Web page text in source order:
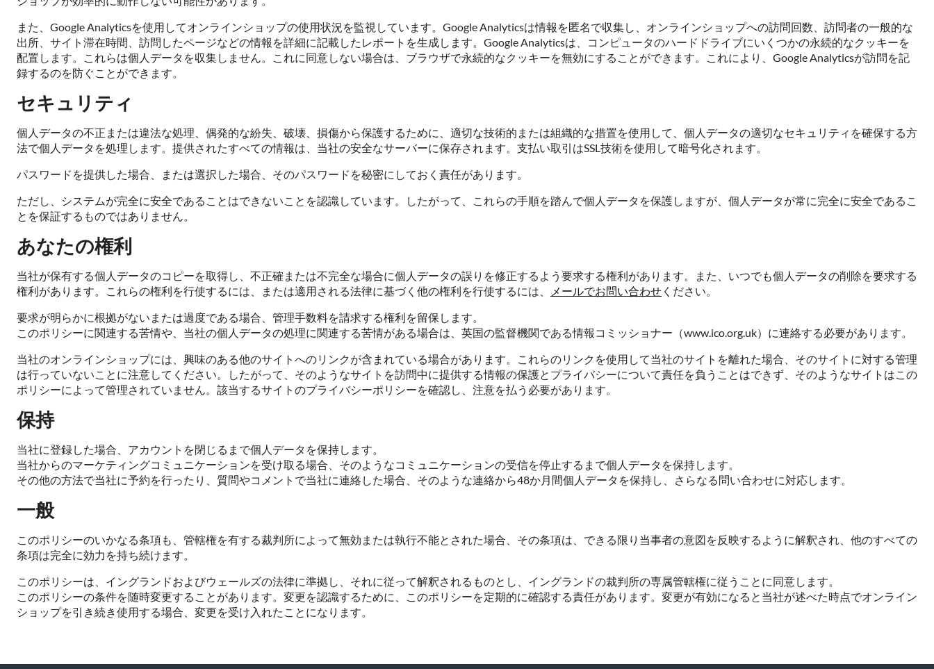
また、Google Analyticsを使用してオンラインショップの使用状況を監視しています。Google Analyticsは情報を匿名で収集し、オンラインショップへの訪問回数、訪問者の一般的な
出所、サイト滞在時間、訪問したページなどの情報を詳細に記載したレポートを生成します。Google Analyticsは、コンピュータのハードドライブにいくつかの永続的なクッキーを
配置します。これらは個人データを収集しません。これに同意しない場合は、ブラウザで永続的なクッキーを無効にすることができます。これにより、Google Analyticsが訪問を記
録するのを防ぐことができます。
セキュリティ
個人データの不正または違法な処理、偶発的な紛失、破壊、損傷から保護するために、適切な技術的または組織的な措置を使用して、個人データの適切なセキュリティを確保する方
法で個人データを処理します。提供されたすべての情報は、当社の安全なサーバーに保存されます。支払い取引はSSL技術を使用して暗号化されます。
パスワードを提供した場合、または選択した場合、そのパスワードを秘密にしておく責任があります。
ただし、システムが完全に安全であることはできないことを認識しています。したがって、これらの手順を踏んで個人データを保護しますが、個人データが常に完全に安全であるこ
とを保証するものではありません。
あなたの権利
当社が保有する個人データのコピーを取得し、不正確または不完全な場合に個人データの誤りを修正するよう要求する権利があります。また、いつでも個人データの削除を要求する
権利があります。これらの権利を行使するには、または適用される法律に基づく他の権利を行使するには、
メールでお問い合わせ ください。
要求が明らかに根拠がないまたは過度である場合、管理手数料を請求する権利を留保します。
このポリシーに関連する苦情や、当社の個人データの処理に関連する苦情がある場合は、英国の監督機関である情報コミッショナー（www.ico.org.uk）に連絡する必要があります。
当社のオンラインショップには、興味のある他のサイトへのリンクが含まれている場合があります。これらのリンクを使用して当社のサイトを離れた場合、そのサイトに対する管理
は行っていないことに注意してください。したがって、そのようなサイトを訪問中に提供する情報の保護とプライバシーについて責任を負うことはできず、そのようなサイトはこの
ポリシーによって管理されていません。該当するサイトのプライバシーポリシーを確認し、注意を払う必要があります。
保持
当社に登録した場合、アカウントを閉じるまで個人データを保持します。
当社からのマーケティングコミュニケーションを受け取る場合、そのようなコミュニケーションの受信を停止するまで個人データを保持します。
その他の方法で当社に予約を行ったり、質問やコメントで当社に連絡した場合、そのような連絡から48か月間個人データを保持し、さらなる問い合わせに対応します。
一般
このポリシーのいかなる条項も、管轄権を有する裁判所によって無効または執行不能とされた場合、その条項は、できる限り当事者の意図を反映するように解釈され、他のすべての
条項は完全に効力を持ち続けます。
このポリシーは、イングランドおよびウェールズの法律に準拠し、それに従って解釈されるものとし、イングランドの裁判所の専属管轄権に従うことに同意します。
このポリシーの条件を随時変更することがあります。変更を認識するために、このポリシーを定期的に確認する責任があります。変更が有効になると当社が述べた時点でオンライン
ショップを引き続き使用する場合、変更を受け入れたことになります。